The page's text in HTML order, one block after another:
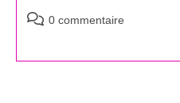
Commentaires
0 commentaire